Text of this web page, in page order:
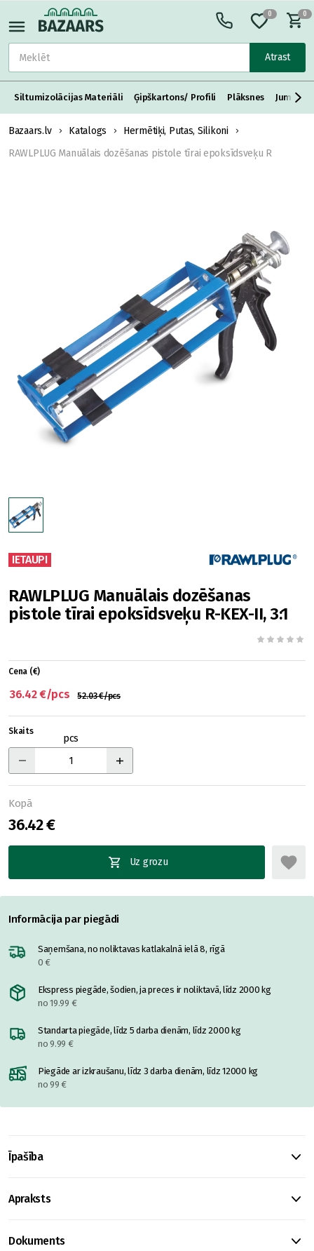
Atrast
0 0
Siltumizolācijas Materiāli Ģipškartons/ Profili Plāksnes Jumta
Bazaars.lv Katalogs
Hermētiķi, Putas, Silikoni
RAWLPLUG Manuālais dozēšanas pistole tīrai epoksīdsveķu R
IETAUPI
RAWLPLUG Manuālais dozēšanas
pistole tīrai epoksīdsveķu R-KEX-II, 3:1
Cena (€)
52.03 €/pcs
36.42 €/pcs
Skaits
pcs
Kopā
36.42 €
Uz grozu
Informācija par piegādi
Saņemšana, no noliktavas katlakalnā ielā 8, rīgā
0 €
Ekspress piegāde, šodien, ja preces ir noliktavā, līdz 2000 kg
no 19.99 €
Standarta piegāde, līdz 5 darba dienām, līdz 2000 kg
no 9.99 €
Piegāde ar izkraušanu, līdz 3 darba dienām, līdz 12000 kg
no 99 €
Īpašība
Apraksts
Dokuments